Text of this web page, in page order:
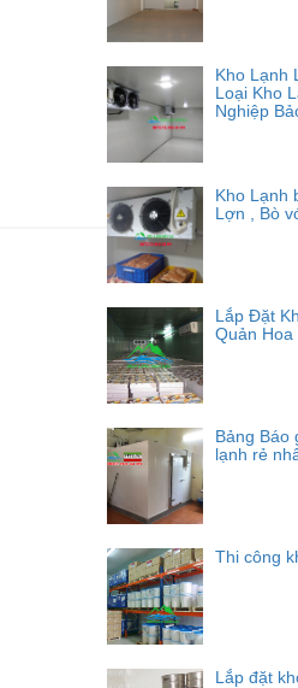
Kho Lạnh
Loại Kho
Nghiệp
Kho Lạnh
Lợn , Bò
Lắp Đặt
Quản Hoa
Bảng Báo
lạnh rẻ
Thi công
Lắp đặt